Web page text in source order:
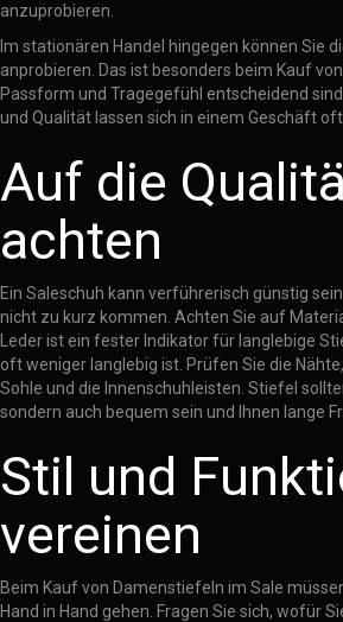
anzuprobieren.
Im stationären Handel hingegen können Sie
anprobieren. Das ist besonders beim Kauf
Passform und Tragegefühl entscheidend
und Qualität lassen sich in einem Geschäft
Auf die
achten
Ein Saleschuh kann verführerisch günstig
nicht zu kurz kommen. Achten Sie auf
Leder ist ein fester Indikator für langlebige
oft weniger langlebig ist. Prüfen Sie die
Sohle und die Innenschuhleisten. Stiefel
sondern auch bequem sein und Ihnen lange
Stil und
vereinen
Beim Kauf von Damenstiefeln im Sale
Hand in Hand gehen. Fragen Sie sich, wofür